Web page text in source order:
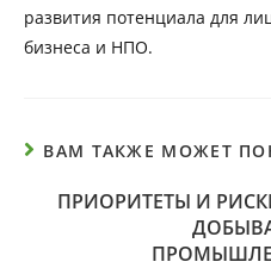
развития потенциала для
бизнеса и НПО.
ВАМ ТАКЖЕ МОЖЕТ
ПРИОРИТЕТЫ И